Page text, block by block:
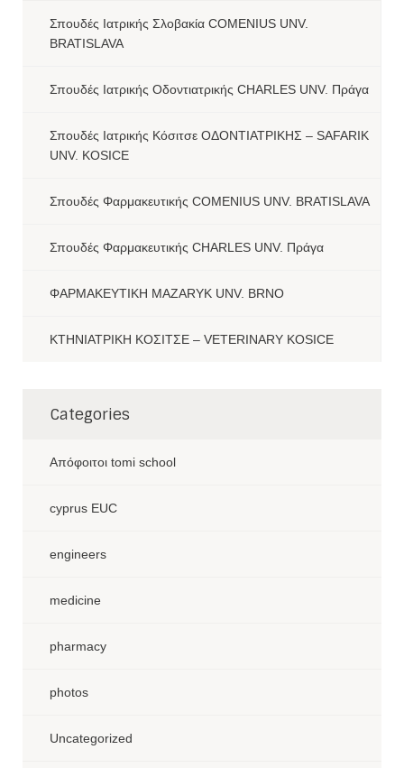
Σπουδές Ιατρικής Σλοβακία COMENIUS UNV.
BRATISLAVA
Σπουδές Ιατρικής Οδοντιατρικής CHARLES UNV. Πράγα
Σπουδές Ιατρικής Κόσιτσε ΟΔΟΝΤΙΑΤΡΙΚΗΣ – SAFARIK
UNV. KOSICE
Σπουδές Φαρμακευτικής COMENIUS UNV. BRATISLAVA
Σπουδές Φαρμακευτικής CHARLES UNV. Πράγα
ΦΑΡΜΑΚΕΥΤΙΚΗ MAZARYK UNV. BRNO
ΚΤΗΝΙΑΤΡΙΚΗ ΚΟΣΙΤΣΕ – VETERINARY KOSICE
Categories
Aπόφοιτοι tomi school
cyprus EUC
engineers
medicine
pharmacy
photos
Uncategorized